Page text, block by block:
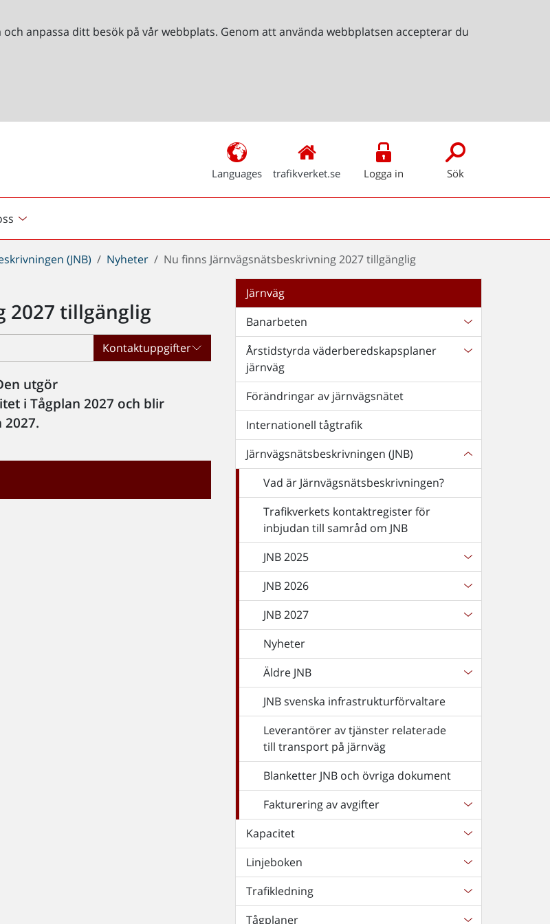
anpassa ditt besök på vår webbplats. Genom att använda webbplatsen accepterar du
Languages trafikverket.se Logga in Sök
(JNB) Nyheter Nu finns Järnvägsnätsbeskrivning 2027 tillgänglig
2027 tillgänglig
Kontaktuppgifter
utgör
i Tågplan 2027 och blir
Järnväg
Banarbeten
Årstidstyrda väderberedskapsplaner
järnväg
Förändringar av järnvägsnätet
Internationell tågtrafik
Järnvägsnätsbeskrivningen (JNB)
Vad är Järnvägsnätsbeskrivningen?
Trafikverkets kontaktregister för
inbjudan till samråd om JNB
JNB 2025
JNB 2026
JNB 2027
Nyheter
Äldre JNB
JNB svenska infrastrukturförvaltare
Leverantörer av tjänster relaterade
till transport på järnväg
Blanketter JNB och övriga dokument
Fakturering av avgifter
Kapacitet
Linjeboken
Trafikledning
Tågplaner